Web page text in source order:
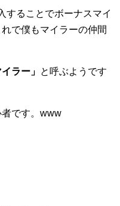
することでボーナスマイ
で僕もマイラーの仲間
イラー」 と呼ぶようです
です。www